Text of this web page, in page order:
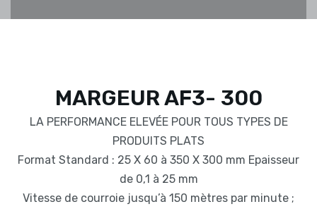
MARGEUR AF3- 300
LA PERFORMANCE ELEVÉE POUR TOUS TYPES DE
PRODUITS PLATS
Format Standard : 25 X 60 à 350 X 300 mm Epaisseur
de 0,1 à 25 mm
Vitesse de courroie jusqu’à 150 mètres par minute ;